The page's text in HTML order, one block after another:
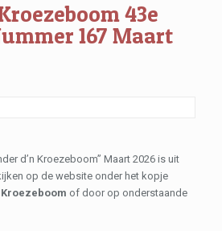
43e
167 Maart
d’n Kroezeboom” Maart 2026 is uit
op de website onder het kopje
Kroezeboom of door op onderstaande